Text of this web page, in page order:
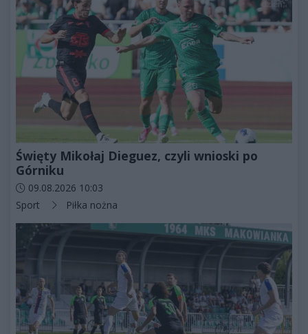
Święty Mikołaj Dieguez, czyli wnioski po
Górniku
Data dodania artykułu:
09.08.2026 10:03
Kategorie artykułu:
Sport Piłka nożna